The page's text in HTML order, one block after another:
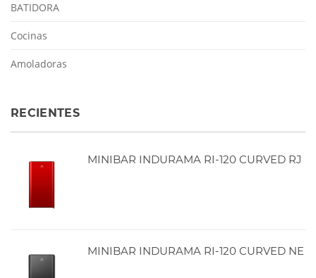
BATIDORA
Cocinas
Amoladoras
RECIENTES
MINIBAR INDURAMA RI-120 CURVED RJ
MINIBAR INDURAMA RI-120 CURVED NE